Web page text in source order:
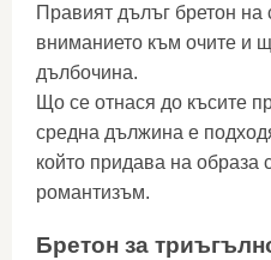
Правият дълъг бретон
вниманието към очите и
дълбочина.
Що се отнася до късите
средна дължина е
който придава на образа
романтизъм.
Бретон за